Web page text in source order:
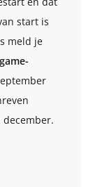
start is
meld je